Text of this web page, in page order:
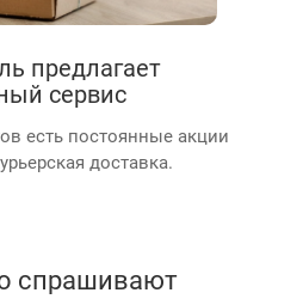
предлагает
сервис
есть постоянные акции
доставка.
спрашивают